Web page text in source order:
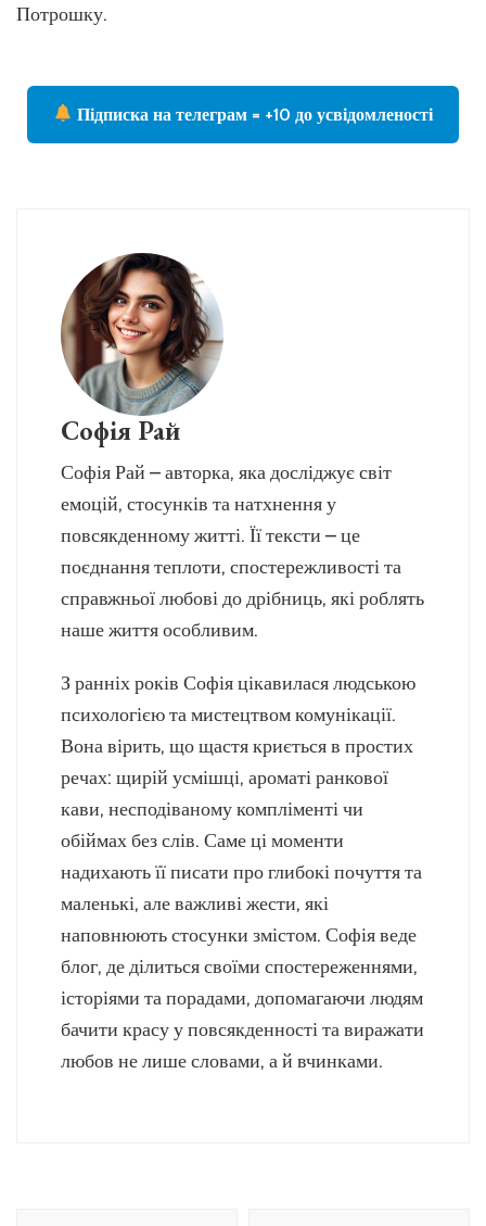
Потрошку.
Підписка на телеграм = +10 до усвідомленості
Софія Рай
Софія Рай – авторка, яка досліджує світ
емоцій, стосунків та натхнення у
повсякденному житті. Її тексти – це
поєднання теплоти, спостережливості та
справжньої любові до дрібниць, які роблять
наше життя особливим.
З ранніх років Софія цікавилася людською
психологією та мистецтвом комунікації.
Вона вірить, що щастя криється в простих
речах: щирій усмішці, ароматі ранкової
кави, несподіваному компліменті чи
обіймах без слів. Саме ці моменти
надихають її писати про глибокі почуття та
маленькі, але важливі жести, які
наповнюють стосунки змістом. Софія веде
блог, де ділиться своїми спостереженнями,
історіями та порадами, допомагаючи людям
бачити красу у повсякденності та виражати
любов не лише словами, а й вчинками.